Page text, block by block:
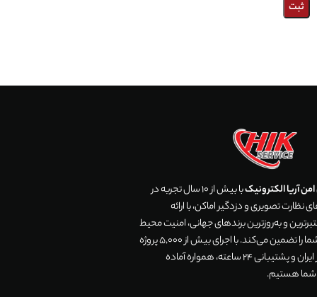
آریا الکترونیک
با بیش از 10 سال تجربه در
تصویری و دزدگیر اماکن، با ارائه
و به‌روزترین برندهای جهانی، امنیت محیط
زندگی و تجارت شما را تضمین می‌کند. با اجرای بیش از 5,000 پروژه
موفق در سراسر ایران و پشتیبانی 24 ساعته، همواره آماده
شما هستیم.